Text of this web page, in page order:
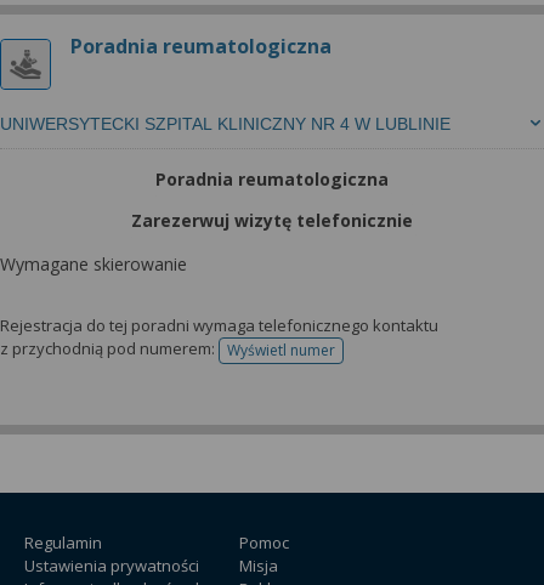
Poradnia reumatologiczna
UNIWERSYTECKI SZPITAL KLINICZNY NR 4 W LUBLINIE
Poradnia reumatologiczna
Zarezerwuj wizytę telefonicznie
Wymagane skierowanie
Rejestracja do tej poradni wymaga telefonicznego kontaktu
z przychodnią pod numerem:
Wyświetl numertelefonu do rejestracji
Regulamin
Ustawienia prywatności
Pomoc
Misja